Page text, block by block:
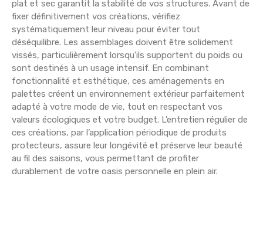
plat et sec garantit la stabilité de vos structures. Avant de
fixer définitivement vos créations, vérifiez
systématiquement leur niveau pour éviter tout
déséquilibre. Les assemblages doivent être solidement
vissés, particulièrement lorsqu’ils supportent du poids ou
sont destinés à un usage intensif. En combinant
fonctionnalité et esthétique, ces aménagements en
palettes créent un environnement extérieur parfaitement
adapté à votre mode de vie, tout en respectant vos
valeurs écologiques et votre budget. L’entretien régulier de
ces créations, par l’application périodique de produits
protecteurs, assure leur longévité et préserve leur beauté
au fil des saisons, vous permettant de profiter
durablement de votre oasis personnelle en plein air.